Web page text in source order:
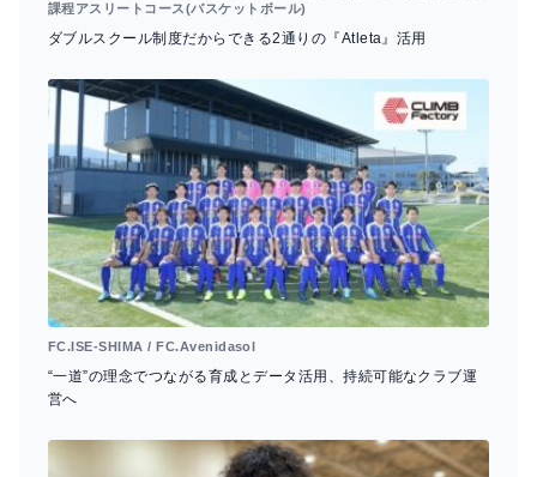
課程アスリートコース(バスケットボール)
ダブルスクール制度だからできる2通りの『Atleta』活用
FC.ISE-SHIMA / FC.Avenidasol
“一道”の理念でつながる育成とデータ活用、持続可能なクラブ運
営へ